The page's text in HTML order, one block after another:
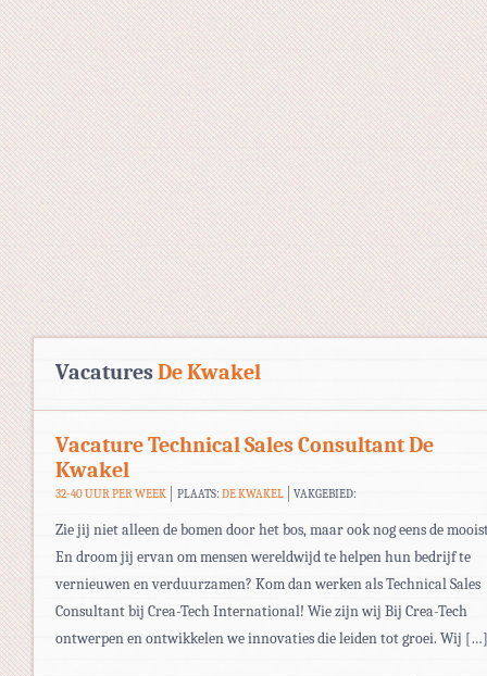
VacaturesDe Kwakel
Vacature Technical Sales Consultant De
Kwakel
32-40 UUR PER WEEK PLAATS: DE KWAKEL VAKGEBIED:
Zie jij niet alleen de bomen door het bos, maar ook nog eens de
En droom jij ervan om mensen wereldwijd te helpen hun bedrijf te
vernieuwen en verduurzamen? Kom dan werken als Technical Sales
Consultant bij Crea-Tech International! Wie zijn wij Bij Crea-Tech
ontwerpen en ontwikkelen we innovaties die leiden tot groei. Wij […]